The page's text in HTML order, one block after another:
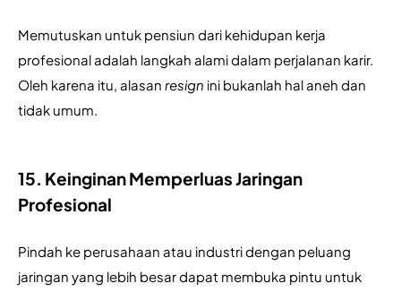
Memutuskan untuk pensiun dari kehidupan kerja
profesional adalah langkah alami dalam perjalanan karir.
Oleh karena itu, alasan resign ini bukanlah hal aneh dan
tidak umum.
15. Keinginan Memperluas Jaringan
Profesional
Pindah ke perusahaan atau industri dengan peluang
jaringan yang lebih besar dapat membuka pintu untuk